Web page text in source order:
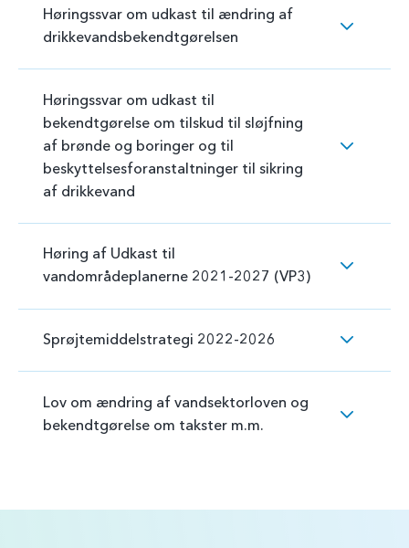
Lov om ændring af vandsektorloven og
bekendtgørelse om takster m.m.
Sprøjtemiddelstrategi 2022-2026
Høring af Udkast til
vandområdeplanerne 2021-2027 (VP3)
Høringssvar om udkast til
bekendtgørelse om tilskud til sløjfning
af brønde og boringer og til
beskyttelsesforanstaltninger til sikring
af drikkevand
Høringssvar om udkast til ændring af
drikkevandsbekendtgørelsen